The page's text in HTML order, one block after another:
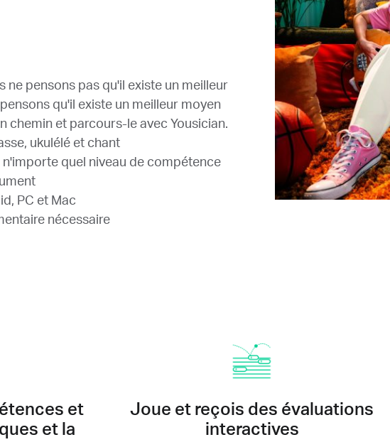
ne pensons pas qu'il existe un meilleur
qu'il existe un meilleur moyen
chemin et parcours-le avec Yousician.
ukulélé et chant
quel niveau de compétence
PC et Mac
nécessaire
et
et la
Joue et reçois des évaluations
interactives